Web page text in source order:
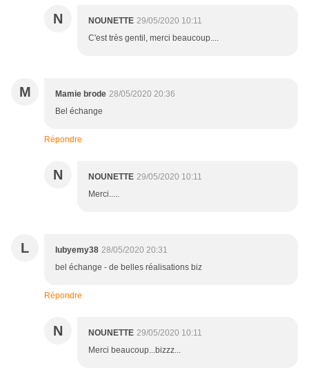
N NOUNETTE 29/05/2020 10:11
C'est très gentil, merci beaucoup....
M Mamie brode 28/05/2020 20:36
Bel échange
Répondre
N NOUNETTE 29/05/2020 10:11
Merci.....
L lubyemy38 28/05/2020 20:31
bel échange - de belles réalisations biz
Répondre
N NOUNETTE 29/05/2020 10:11
Merci beaucoup...bizzz...